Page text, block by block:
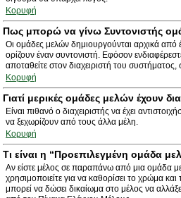
Κορυφή
Πως μπορώ να γίνω Συντονιστής
Οι ομάδες μελών δημιουργούνται αρχικά από
ορίζουν έναν συντονιστή. Εφόσον
αποταθείτε στον διαχειριστή του
Κορυφή
Γιατί μερικές ομάδες μελών έχουν
Είναι πιθανό ο διαχειριστής να έχει
να ξεχωρίζουν από τους άλλα μέλη.
Κορυφή
Τι είναι η “Προεπιλεγμένη ομάδα
Αν είστε μέλος σε παραπάνω από μια ομάδα
χρησιμοποιείτε για να καθορίσει το χρώμα
μπορεί να δώσει δικαίωμα στο μέλος να